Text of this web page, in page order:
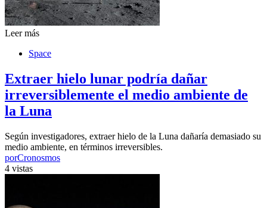
Leer más
Space
Extraer hielo lunar podría dañar
irreversiblemente el medio ambiente de
la Luna
Según investigadores, extraer hielo de la Luna dañaría demasiado su
medio ambiente, en términos irreversibles.
porCronosmos
4 vistas